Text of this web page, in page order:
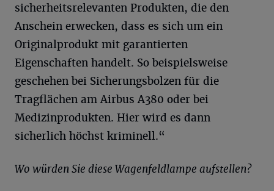
sicherheitsrelevanten Produkten, die den
Anschein erwecken, dass es sich um ein
Originalprodukt mit garantierten
Eigenschaften handelt. So beispielsweise
geschehen bei Sicherungsbolzen für die
Tragflächen am Airbus A380 oder bei
Medizinprodukten. Hier wird es dann
sicherlich höchst kriminell.“
Wo würden Sie diese Wagenfeldlampe aufstellen?